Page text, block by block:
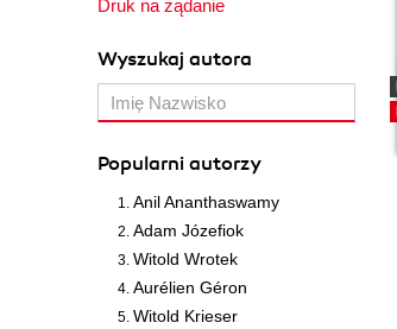
Druk na żądanie
Wyszukaj autora
Popularni autorzy
Anil Ananthaswamy
Adam Józefiok
Witold Wrotek
Aurélien Géron
Witold Krieser